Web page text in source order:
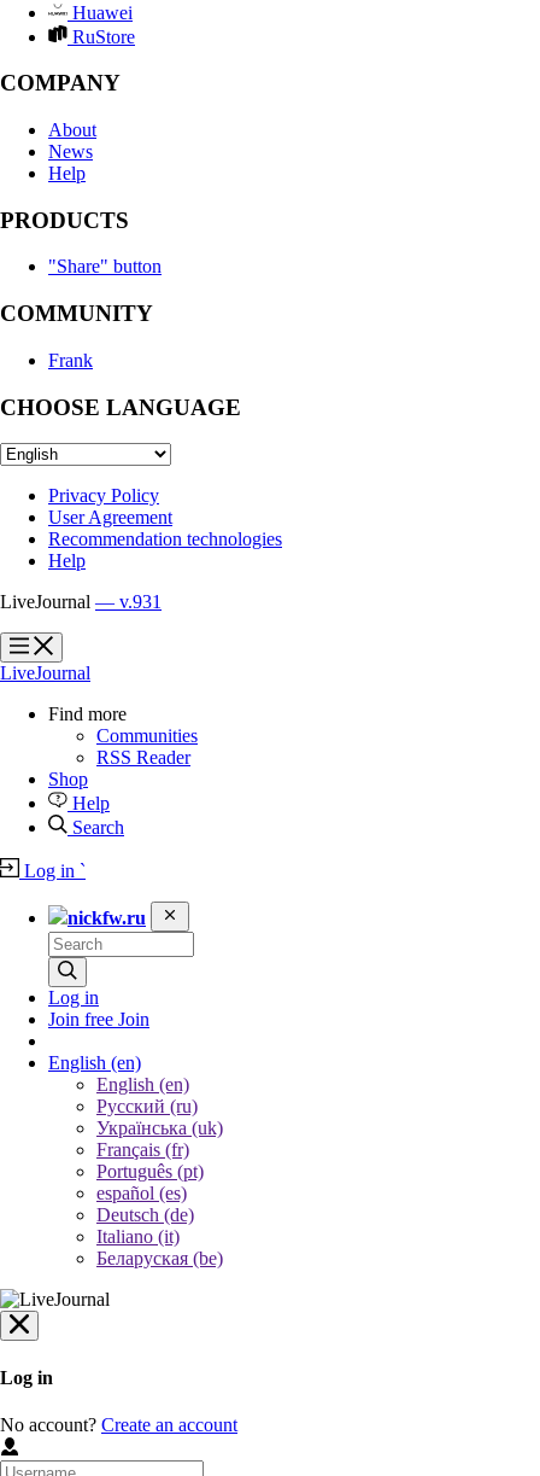
Huawei
RuStore
COMPANY
About
News
Help
PRODUCTS
"Share" button
COMMUNITY
Frank
CHOOSE LANGUAGE
Privacy Policy
User Agreement
Recommendation technologies
Help
LiveJournal — v.931
?
?
LiveJournal
Find more
Communities
RSS Reader
Shop
Help
Search
Log in `
nickfw.ru
Log in
Join free Join
English (en)
English (en)
Русский (ru)
Українська (uk)
Français (fr)
Português (pt)
español (es)
Deutsch (de)
Italiano (it)
Беларуская (be)
Log in
No account? Create an account